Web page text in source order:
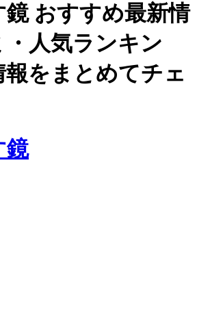
おすすめ最新情
人気ランキン
報をまとめてチェ
鏡